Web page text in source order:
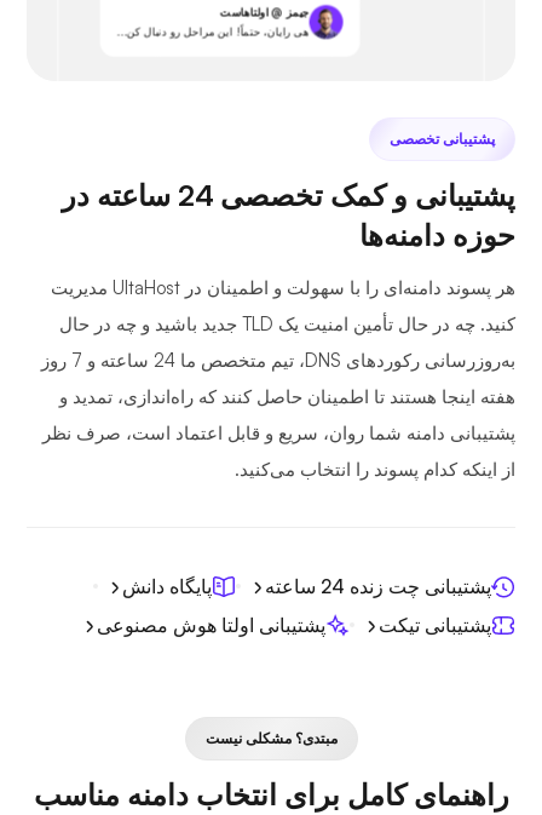
جیمز @ اولتاهاست
هی رایان، حتماً! این مراحل رو دنبال کن...
پشتیبانی تخصصی
پشتیبانی و کمک تخصصی 24 ساعته در
حوزه دامنه‌ها
هر پسوند دامنه‌ای را با سهولت و اطمینان در UltaHost مدیریت
کنید. چه در حال تأمین امنیت یک TLD جدید باشید و چه در حال
به‌روزرسانی رکوردهای DNS، تیم متخصص ما 24 ساعته و 7 روز
هفته اینجا هستند تا اطمینان حاصل کنند که راه‌اندازی، تمدید و
پشتیبانی دامنه شما روان، سریع و قابل اعتماد است، صرف نظر
از اینکه کدام پسوند را انتخاب می‌کنید.
پشتیبانی چت زنده 24 ساعته
پایگاه دانش
پشتیبانی تیکت
پشتیبانی اولتا هوش مصنوعی
مبتدی؟ مشکلی نیست
راهنمای کامل برای انتخاب دامنه مناسب